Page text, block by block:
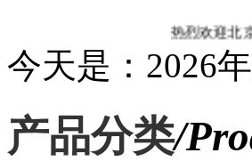
热烈欢迎北京怡泰锌
今天是：2026
产品分类/